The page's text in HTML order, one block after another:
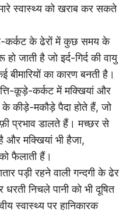
स्वास्थ्य को खराब कर सकते
कर्कट के ढेरों में कुछ समय के
जाती है जो इर्द-गिर्द की वायु
बीमारियों का कारण बनती है।
कूड़े-कर्कट में मक्खियां और
कीड़े-मकौड़े पैदा होते हैं, जो
प्रभाव डालते हैं। मच्छर से
और मक्खियां भी हैजा,
फैलाती हैं।
पड़ी रहने वाली गन्दगी के ढेर
धरती निचले पानी को भी दूषित
स्वास्थ्य पर हानिकारक